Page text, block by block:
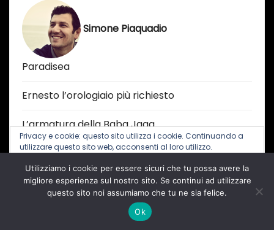
Simone Piaquadio
Paradisea
Ernesto l’orologiaio più richiesto
L’armatura della Baba Jaga
Stera
L’Udinese presenta a Grado la seconda maglia
Utilizziamo i cookie per essere sicuri che tu possa avere la
migliore esperienza sul nostro sito. Se continui ad utilizzare
questo sito noi assumiamo che tu ne sia felice.
Ok
Privacy e cookie: questo sito utilizza i cookie. Continuando a
utilizzare questo sito web, acconsenti al loro utilizzo.
Per ulteriori informazioni, anche sul controllo dei cookie, leggi
qui:Informativa sui cookie